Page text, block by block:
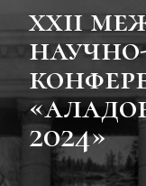
xxіі
2024»